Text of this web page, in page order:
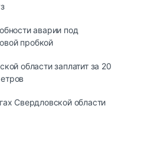
аварии под
пробкой
области заплатит за 20
Свердловской области